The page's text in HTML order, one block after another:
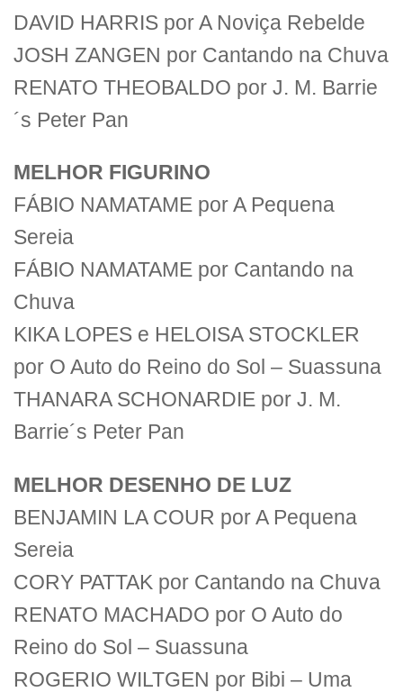
DAVID HARRIS por A Noviça Rebelde
JOSH ZANGEN por Cantando na Chuva
RENATO THEOBALDO por J. M. Barrie
´s Peter Pan
MELHOR FIGURINO
FÁBIO NAMATAME por A Pequena
Sereia
FÁBIO NAMATAME por Cantando na
Chuva
KIKA LOPES e HELOISA STOCKLER
por O Auto do Reino do Sol – Suassuna
THANARA SCHONARDIE por J. M.
Barrie´s Peter Pan
MELHOR DESENHO DE LUZ
BENJAMIN LA COUR por A Pequena
Sereia
CORY PATTAK por Cantando na Chuva
RENATO MACHADO por O Auto do
Reino do Sol – Suassuna
ROGERIO WILTGEN por Bibi – Uma